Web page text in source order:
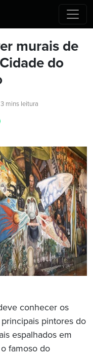
murais de
do
3 mins leitura
conhecer os
pintores do
espalhados em
famoso do